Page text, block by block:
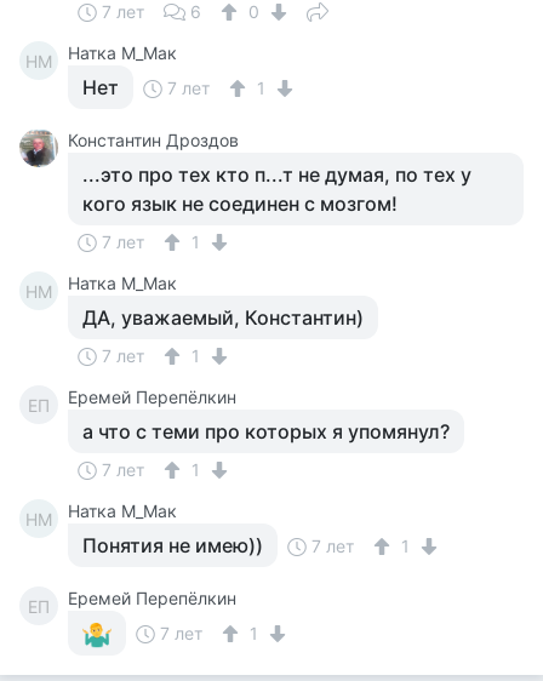
7 лет 6 0
НМ Натка М_Мак
Нет 7 лет 1
Константин Дроздов
...это про тех кто п...т не думая, по тех у
кого язык не соединен с мозгом!
7 лет 1
НМ Натка М_Мак
ДА, уважаемый, Константин)
7 лет 1
ЕП Еремей Перепёлкин
а что с теми про которых я упомянул?
7 лет 1
НМ Натка М_Мак
Понятия не имею)) 7 лет 1
ЕП
Еремей Перепёлкин
7 лет
1